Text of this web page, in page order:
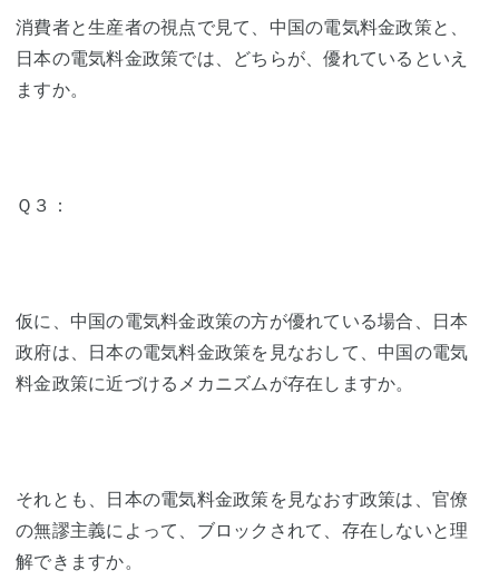
消費者と生産者の視点で見て、中国の電気料金政策と、
日本の電気料金政策では、どちらが、優れているといえ
ますか。
Ｑ３：
仮に、中国の電気料金政策の方が優れている場合、日本
政府は、日本の電気料金政策を見なおして、中国の電気
料金政策に近づけるメカニズムが存在しますか。
それとも、日本の電気料金政策を見なおす政策は、官僚
の無謬主義によって、ブロックされて、存在しないと理
解できますか。